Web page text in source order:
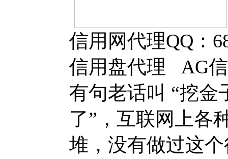
信用网代理QQ：
信用盘代理 AG
有句老话叫 “挖金
了”，互联网上各
堆，没有做过这